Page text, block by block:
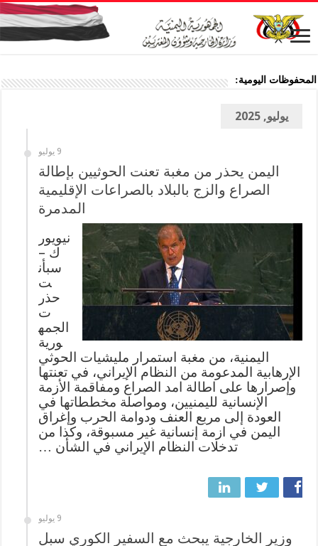
المحفوظات اليومية:
يوليو, 2025
9 يوليو
اليمن يحذر من مغبة تعنت الحوثيين بإطالة
الصراع والزج بالبلاد بالصراعات الإقليمية
المدمرة
نيويور
ك –
سبأن
ت
حذر
ت
الجمه
ورية
اليمنية، من مغبة استمرار مليشيات الحوثي
الإرهابية المدعومة من النظام الإيراني، في تعنتها
وإصرارها على اطالة امد الصراع ومفاقمة الأزمة
الإنسانية لليمنيين، ومواصلة مخططاتها في
العودة إلى مربع العنف ودوامة الحرب وإغراق
اليمن في ازمة إنسانية غير مسبوقة، وكذا من
تدخلات النظام الإيراني في الشأن …
9 يوليو
وزير الخارجية يبحث مع السفير الكوري سبل